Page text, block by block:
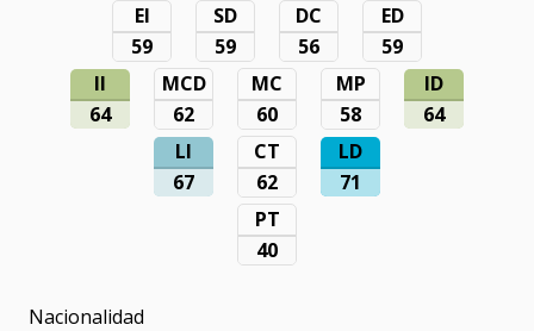
EI
59
SD
59
DC
56
ED
59
II
64
MCD
62
MC
60
MP
58
ID
64
LI
67
CT
62
LD
71
PT
40
Nacionalidad